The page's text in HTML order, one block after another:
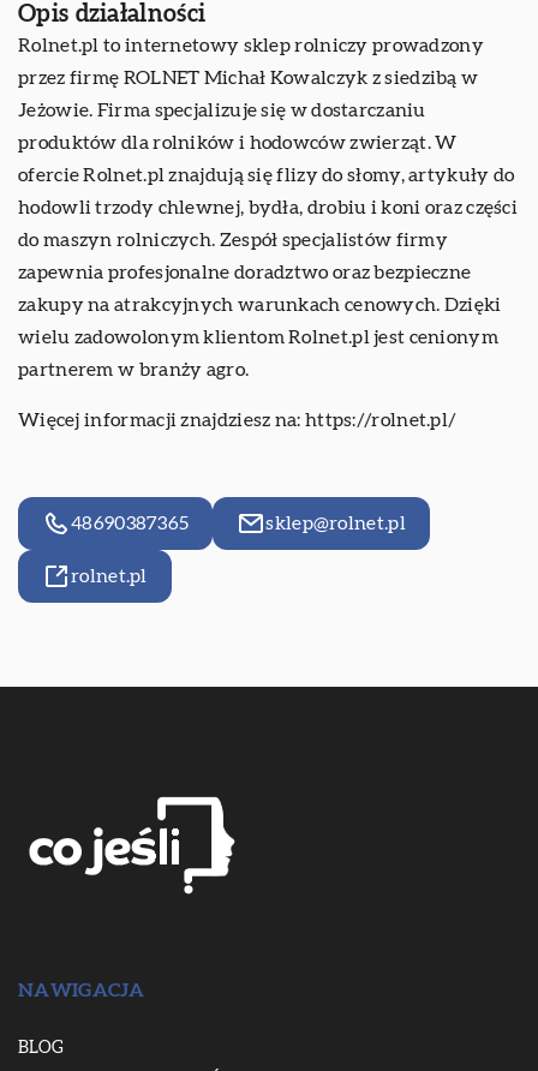
Opis działalności
Rolnet.pl to internetowy sklep rolniczy prowadzony
przez firmę ROLNET Michał Kowalczyk z siedzibą w
Jeżowie. Firma specjalizuje się w dostarczaniu
produktów dla rolników i hodowców zwierząt. W
ofercie Rolnet.pl znajdują się flizy do słomy, artykuły do
hodowli trzody chlewnej, bydła, drobiu i koni oraz części
do maszyn rolniczych. Zespół specjalistów firmy
zapewnia profesjonalne doradztwo oraz bezpieczne
zakupy na atrakcyjnych warunkach cenowych. Dzięki
wielu zadowolonym klientom Rolnet.pl jest cenionym
partnerem w branży agro.
Więcej informacji znajdziesz na: https://rolnet.pl/
48690387365 sklep@rolnet.pl
rolnet.pl
NAWIGACJA
BLOG